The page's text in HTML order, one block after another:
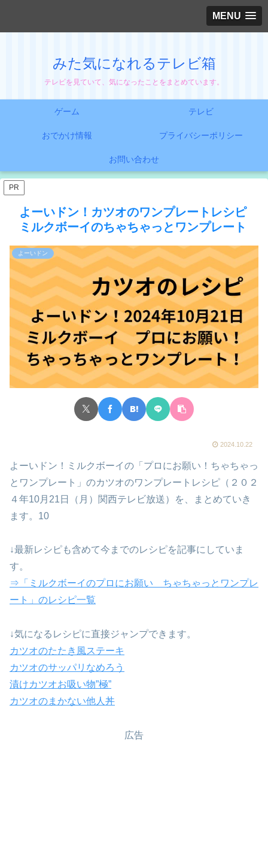
MENU
みた気になれるテレビ箱
テレビを見ていて、気になったことをまとめています。
ゲーム テレビ
おでかけ情報 プライバシーポリシー
お問い合わせ
PR
よーいドン！カツオのワンプレートレシピ
ミルクボーイのちゃちゃっとワンプレート
よーいドン
2024.10.22
よーいドン！ミルクボーイの「プロにお願い！ちゃちゃっ
とワンプレート」のカツオのワンプレートレシピ（２０２
４年10月21日（月）関西テレビ放送）を、まとめていき
ます。10
↓最新レシピも含めて今までのレシピを記事にしていま
す。
⇒「ミルクボーイのプロにお願い ちゃちゃっとワンプレ
ート」のレシピ一覧
↓気になるレシピに直接ジャンプできます。
カツオのたたき風ステーキ
カツオのサッパリなめろう
漬けカツオお吸い物”極”
カツオのまかない他人丼
広告